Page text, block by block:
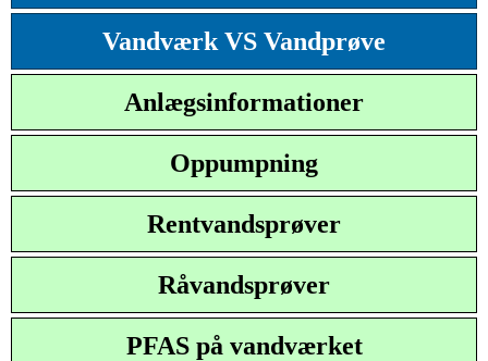
Vandværk VS Vandprøve
Anlægsinformationer
Oppumpning
Rentvandsprøver
Råvandsprøver
PFAS på vandværket